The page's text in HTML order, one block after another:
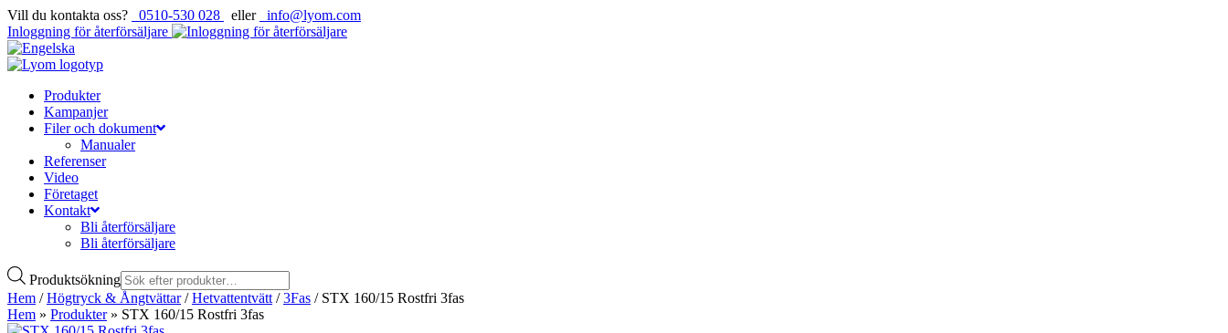
Vill du kontakta oss? 0510-530 028 eller
info@lyom.com
Inloggning för återförsäljare
Produkter
Kampanjer
Filer och dokument
Manualer
Referenser
Video
Företaget
Kontakt
Bli återförsäljare
Bli återförsäljare
Produktsökning
Hem /Högtryck & Ångtvättar/Hetvattentvätt /3Fas / STX 160/15 Rostfri 3fas
Hem » Produkter» STX 160/15 Rostfri 3fas